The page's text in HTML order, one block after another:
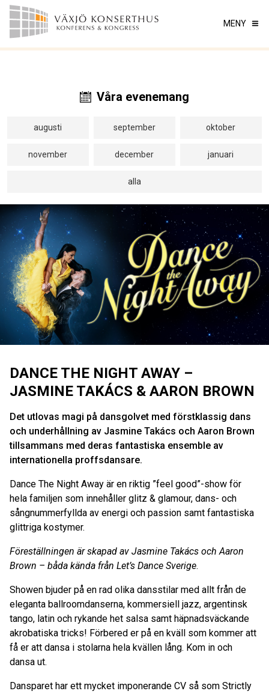
MENY
Våra evenemang
augusti september oktober
november december januari
alla
DANCE THE NIGHT AWAY –
JASMINE TAKÁCS & AARON BROWN
Det utlovas magi på dansgolvet med förstklassig dans
och underhållning av Jasmine Takács och Aaron Brown
tillsammans med deras fantastiska ensemble av
internationella proffsdansare.
Dance The Night Away är en riktig ”feel good”-show för
hela familjen som innehåller glitz & glamour, dans- och
sångnummerfyllda av energi och passion samt fantastiska
glittriga kostymer.
Föreställningen är skapad av Jasmine Takács och Aaron
Brown – båda kända från Let’s Dance Sverige.
Showen bjuder på en rad olika dansstilar med allt från de
eleganta ballroomdanserna, kommersiell jazz, argentinsk
tango, latin och rykande het salsa samt häpnadsväckande
akrobatiska tricks! Förbered er på en kväll som kommer att
få er att dansa i stolarna hela kvällen lång. Kom in och
dansa ut.
Dansparet har ett mycket imponerande CV så som Strictly